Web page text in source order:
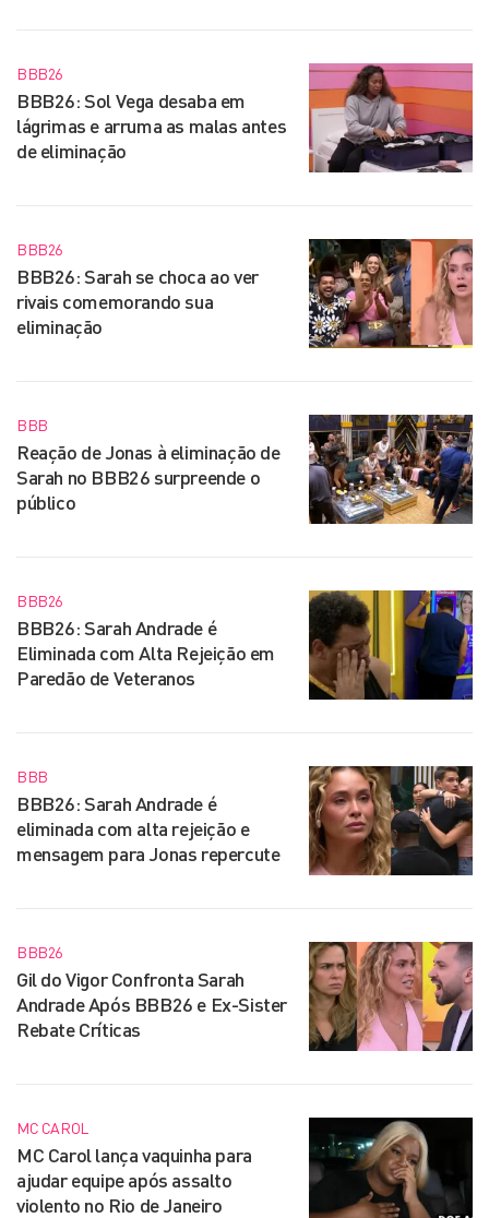
BBB26
BBB26: Sol Vega desaba em
lágrimas e arruma as malas antes
de eliminação
BBB26
BBB26: Sarah se choca ao ver
rivais comemorando sua
eliminação
BBB
Reação de Jonas à eliminação de
Sarah no BBB26 surpreende o
público
BBB26
BBB26: Sarah Andrade é
Eliminada com Alta Rejeição em
Paredão de Veteranos
BBB
BBB26: Sarah Andrade é
eliminada com alta rejeição e
mensagem para Jonas repercute
BBB26
Gil do Vigor Confronta Sarah
Andrade Após BBB26 e Ex-Sister
Rebate Críticas
MC CAROL
MC Carol lança vaquinha para
ajudar equipe após assalto
violento no Rio de Janeiro